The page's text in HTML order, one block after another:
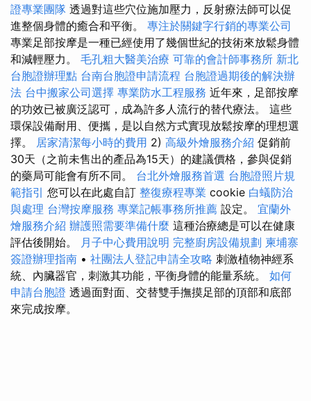
證專業團隊 透過對這些穴位施加壓力，反射療法師可以促
進整個身體的癒合和平衡。 專注於關鍵字行銷的專業公司
專業足部按摩是一種已經使用了幾個世紀的技術來放鬆身體
和減輕壓力。 毛孔粗大醫美治療 可靠的會計師事務所 新北
台胞證辦理點 台南台胞證申請流程 台胞證過期後的解決辦
法 台中搬家公司選擇 專業防水工程服務 近年來，足部按摩
的功效已被廣泛認可，成為許多人流行的替代療法。 這些
環保設備耐用、便攜，是以自然方式實現放鬆按摩的理想選
擇。 居家清潔每小時的費用 2) 高級外燴服務介紹 促銷前
30天（之前未售出的產品為15天）的建議價格，參與促銷
的藥局可能會有所不同。 台北外燴服務首選 台胞證照片規
範指引 您可以在此處自訂 整復療程專業 cookie 白蟻防治
與處理 台灣按摩服務 專業記帳事務所推薦 設定。 宜蘭外
燴服務介紹 辦護照需要準備什麼 這種治療總是可以在健康
評估後開始。 月子中心費用說明 完整廚房設備規劃 柬埔寨
簽證辦理指南 • 社團法人登記申請全攻略 刺激植物神經系
統、內臟器官，刺激其功能，平衡身體的能量系統。 如何
申請台胞證 透過面對面、交替雙手撫摸足部的頂部和底部
來完成按摩。